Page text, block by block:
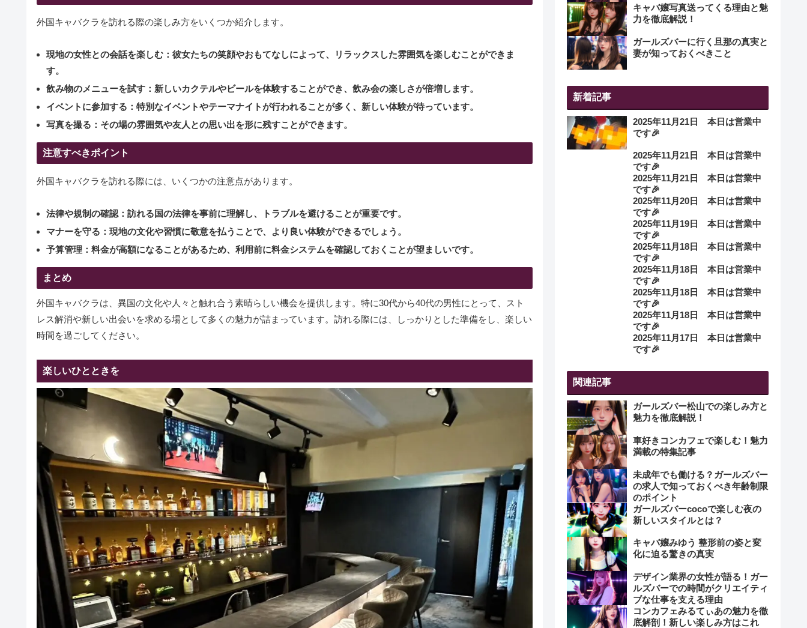
外国キャバクラを訪れる際の楽しみ方をいくつか紹介します。
現地の女性との会話を楽しむ： 彼女たちの笑顔やおもてなしによって、リラックスした雰囲気を楽しむことができま
す。
飲み物のメニューを試す： 新しいカクテルやビールを体験することができ、飲み会の楽しさが倍増します。
イベントに参加する： 特別なイベントやテーマナイトが行われることが多く、新しい体験が待っています。
写真を撮る： その場の雰囲気や友人との思い出を形に残すことができます。
注意すべきポイント
外国キャバクラを訪れる際には、いくつかの注意点があります。
法律や規制の確認： 訪れる国の法律を事前に理解し、トラブルを避けることが重要です。
マナーを守る： 現地の文化や習慣に敬意を払うことで、より良い体験ができるでしょう。
予算管理： 料金が高額になることがあるため、利用前に料金システムを確認しておくことが望ましいです。
まとめ
外国キャバクラは、異国の文化や人々と触れ合う素晴らしい機会を提供します。特に30代から40代の男性にとって、スト
レス解消や新しい出会いを求める場として多くの魅力が詰まっています。訪れる際には、しっかりとした準備をし、楽しい
時間を過ごしてください。
楽しいひとときを
キャバ嬢写真送ってくる理由と魅
力を徹底解説！
ガールズバーに行く旦那の真実と
妻が知っておくべきこと
新着記事
2025年11月21日 本日は営業中
です🎉
2025年11月21日 本日は営業中
です🎉
2025年11月21日 本日は営業中
です🎉
2025年11月20日 本日は営業中
です🎉
2025年11月19日 本日は営業中
です🎉
2025年11月18日 本日は営業中
です🎉
2025年11月18日 本日は営業中
です🎉
2025年11月18日 本日は営業中
です🎉
2025年11月18日 本日は営業中
です🎉
2025年11月17日 本日は営業中
です🎉
関連記事
ガールズバー松山での楽しみ方と
魅力を徹底解説！
車好きコンカフェで楽しむ！魅力
満載の特集記事
未成年でも働ける？ガールズバー
の求人で知っておくべき年齢制限
のポイント
ガールズバーcocoで楽しむ夜の
新しいスタイルとは？
キャバ嬢みゆう 整形前の姿と変
化に迫る驚きの真実
デザイン業界の女性が語る！ガー
ルズバーでの時間がクリエイティ
ブな仕事を支える理由
コンカフェみるてぃあの魅力を徹
底解剖！新しい楽しみ方はこれ